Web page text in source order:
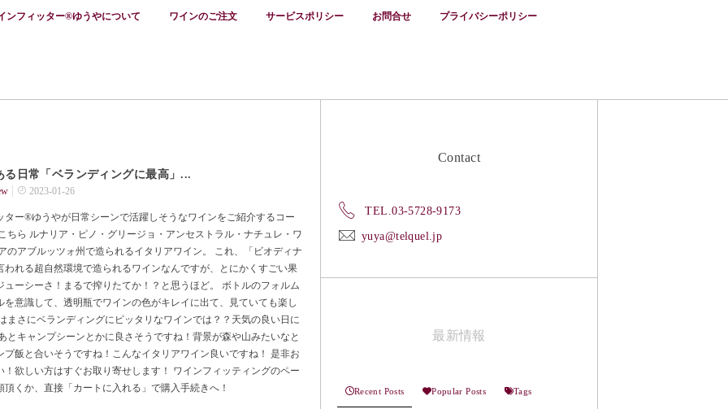
ンフィッター®ゆうやについて ワインのご注文 サービスポリシー お問合せ プライバシーポリシー
る日常「ベランディングに最高」...
2023-01-26
ター®ゆうやが日常シーンで活躍しそうなワインをご紹介するコー
ちら ルナリア・ピノ・グリージョ・アンセストラル・ナチュレ・ワ
のアブルッツォ州で造られるイタリアワイン。 これ、「ビオディナ
われる超自然環境で造られるワインなんですが、とにかくすごい果
ューシーさ！まるで搾りたてか！？と思うほど。 ボトルのフォルム
を意識して、透明瓶でワインの色がキレイに出て、見ていても楽し
まさにベランディングにピッタリなワインでは？？天気の良い日に
とキャンプシーンとかに良さそうですね！背景が森や山みたいなと
プ飯と合いそうですね！こんなイタリアワイン良いですね！ 是非お
！欲しい方はすぐお取り寄せします！ ワインフィッティングのペー
頂くか、直接「カートに入れる」で購入手続きへ！
Contact
TEL.03-5728-9173
yuya@telquel.jp
最新情報
Recent Posts Popular Posts Tags